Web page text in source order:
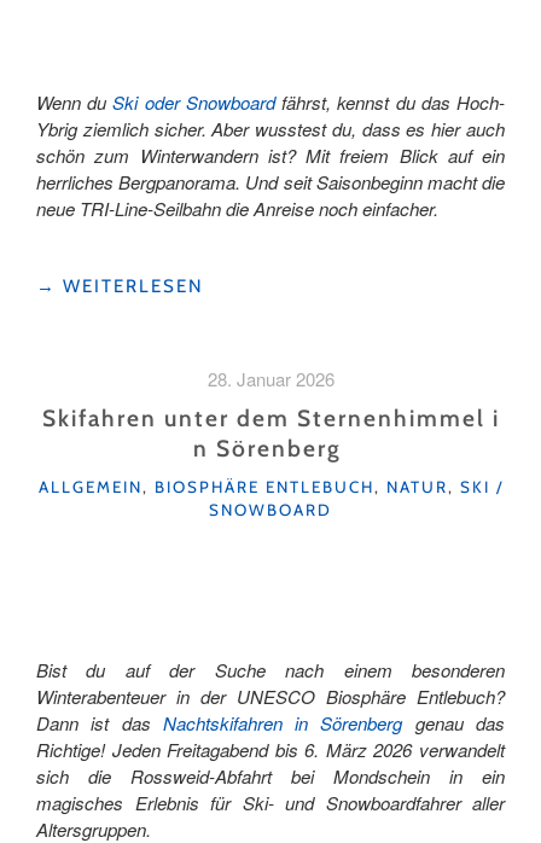
Wenn duSki oder Snowboardfährst, kennst du das Hoch-
Ybrig ziemlich sicher. Aber wusstest du, dass es hier auch
schön zum Winterwandern ist? Mit freiem Blick auf ein
herrliches Bergpanorama. Und seit Saisonbeginn macht die
neue TRI-Line-Seilbahn die Anreise noch einfacher.
"WINTERWANDERN
OHNE
MIT
→ WEITERLESEN
28. Januar 2026
Skifahren unter dem Sternenhimmel i
n Sörenberg
KATEGORIEN
ALLGEMEIN, BIOSPHÄRE ENTLEBUCH, NATUR, SKI /
SNOWBOARD
Bist du auf der Suche nach einem besonderen
Winterabenteuer in der UNESCO Biosphäre Entlebuch?
Dann ist das Nachtskifahren in Sörenberggenau das
Richtige! Jeden Freitagabend bis 6. März 2026 verwandelt
sich die Rossweid-Abfahrt bei Mondschein in ein
magisches Erlebnis für Ski- und Snowboardfahrer aller
Altersgruppen.